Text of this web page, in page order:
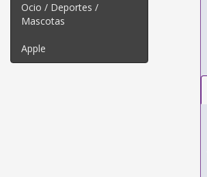
Ocio / Deportes /
Mascotas
Apple